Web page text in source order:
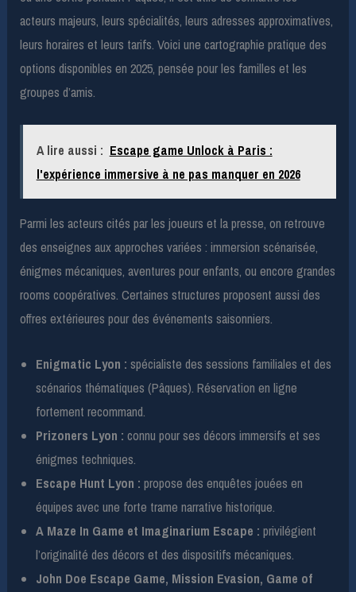
acteurs majeurs, leurs spécialités, leurs adresses approximatives,
leurs horaires et leurs tarifs. Voici une cartographie pratique des
options disponibles en 2025, pensée pour les familles et les
groupes d’amis.
A lire aussi : Escape game Unlock à Paris :
l'expérience immersive à ne pas manquer en 2026
Parmi les acteurs cités par les joueurs et la presse, on retrouve
des enseignes aux approches variées : immersion scénarisée,
énigmes mécaniques, aventures pour enfants, ou encore grandes
rooms coopératives. Certaines structures proposent aussi des
offres extérieures pour des événements saisonniers.
Enigmatic Lyon : spécialiste des sessions familiales et des
scénarios thématiques (Pâques). Réservation en ligne
fortement recommand.
Prizoners Lyon : connu pour ses décors immersifs et ses
énigmes techniques.
Escape Hunt Lyon : propose des enquêtes jouées en
équipes avec une forte trame narrative historique.
A Maze In Game et Imaginarium Escape : privilégient
l’originalité des décors et des dispositifs mécaniques.
John Doe Escape Game, Mission Evasion, Game of